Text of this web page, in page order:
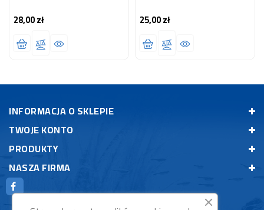
28,00 złCena 25,00 złCena
INFORMACJA O SKLEPIE
TWOJE KONTO
PRODUKTY
NASZA FIRMA